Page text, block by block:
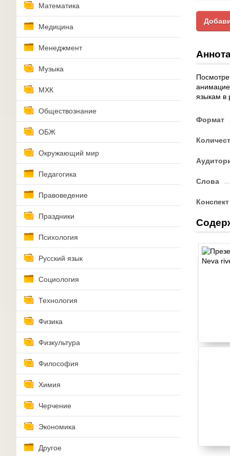
Математика
Медицина
Менеджмент
Музыка
МХК
Обществознание
ОБЖ
Окружающий мир
Педагогика
Правоведение
Праздники
Психология
Русский язык
Социология
Технология
Физика
Физкультура
Философия
Химия
Черчение
Экономика
Другое
языкам в
Формат
Слова
Конспект